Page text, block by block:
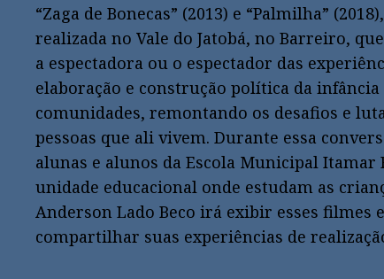
“Zaga de Bonecas” (2013) e “Palmilha”
realizada no Vale do Jatobá, no Barreiro,
a espectadora ou o espectador das
elaboração e construção política da infância
comunidades, remontando os desafios e
pessoas que ali vivem. Durante essa
alunas e alunos da Escola Municipal Itamar
unidade educacional onde estudam as
Anderson Lado Beco irá exibir esses filmes e
compartilhar suas experiências de